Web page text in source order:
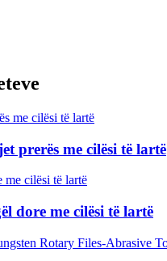
prerës me cilësi të lartë
dore me cilësi të lartë